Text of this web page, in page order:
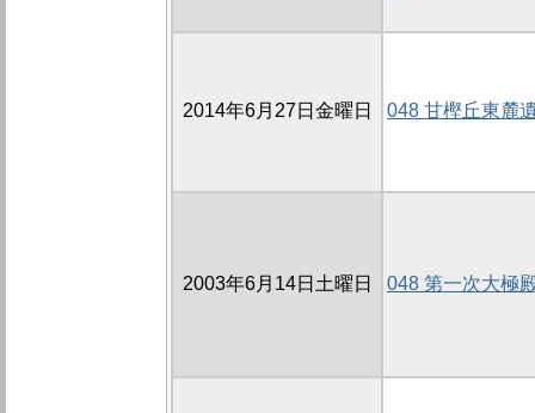
2014年6月27日金曜日 048 甘樫丘東麓
2003年6月14日土曜日 048 第一次大極